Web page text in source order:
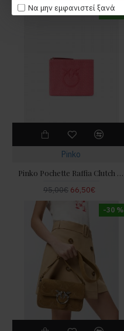
Να μην εμφανιστεί ξανά
-30 %
Pinko
Pinko Pochette Raffia Clutch Pink Πορτοφόλι
95,00€ 66,50€
-30 %